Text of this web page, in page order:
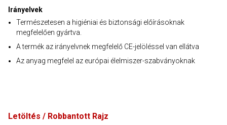
Irányelvek
Természetesen a higiéniai és biztonsági előírásoknak
megfelelően gyártva.
A termék az irányelvnek megfelelő CE-jelöléssel van ellátva
Az anyag megfelel az európai élelmiszer-szabványoknak
Letöltés / Robbantott Rajz